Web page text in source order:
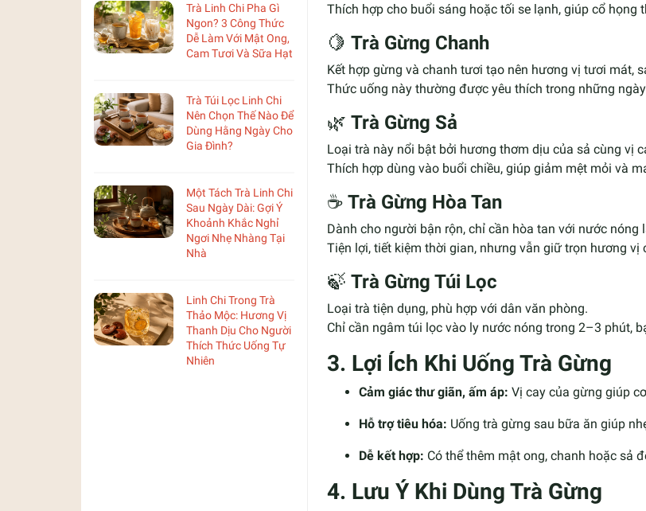
Trà Linh Chi Pha Gì
Ngon? 3 Công Thức
Dễ Làm Với Mật Ong,
Cam Tươi Và Sữa Hạt
Trà Túi Lọc Linh Chi
Nên Chọn Thế Nào Để
Dùng Hằng Ngày Cho
Gia Đình?
Một Tách Trà Linh Chi
Sau Ngày Dài: Gợi Ý
Khoảnh Khắc Nghỉ
Ngơi Nhẹ Nhàng Tại
Nhà
Linh Chi Trong Trà
Thảo Mộc: Hương Vị
Thanh Dịu Cho Người
Thích Thức Uống Tự
Nhiên
Thích hợp cho buổi sáng hoặc tối se lạnh, giúp cổ họng
🍋 Trà Gừng Chanh
Kết hợp gừng và chanh tươi tạo nên hương vị tươi mát,
Thức uống này thường được yêu thích trong những
🌿 Trà Gừng Sả
Loại trà này nổi bật bởi hương thơm dịu của sả cùng vị
Thích hợp dùng vào buổi chiều, giúp giảm mệt mỏi và
☕ Trà Gừng Hòa Tan
Dành cho người bận rộn, chỉ cần hòa tan với nước nóng
Tiện lợi, tiết kiệm thời gian, nhưng vẫn giữ trọn hương vị
🍃 Trà Gừng Túi Lọc
Loại trà tiện dụng, phù hợp với dân văn phòng.
Chỉ cần ngâm túi lọc vào ly nước nóng trong 2–3 phút,
3. Lợi Ích Khi Uống Trà Gừng
Cảm giác thư giãn, ấm áp: Vị cay của gừng giúp
Hỗ trợ tiêu hóa: Uống trà gừng sau bữa ăn giúp
Dễ kết hợp: Có thể thêm mật ong, chanh hoặc sả
4. Lưu Ý Khi Dùng Trà Gừng